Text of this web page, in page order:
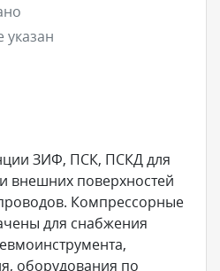
указан
ЗИФ, ПСК, ПСКД для
внешних поверхностей
Компрессорные
для снабжения
оборудования по